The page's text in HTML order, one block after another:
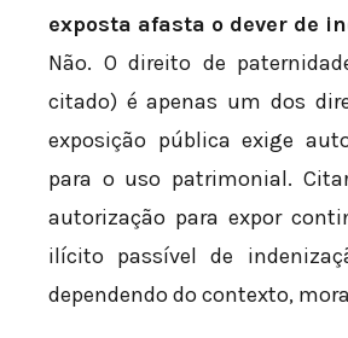
exposta afasta o dever de
Não. O direito de
citado) é apenas um dos
exposição pública exige
para o uso patrimonial.
autorização para expor
ilícito passível de
dependendo do contexto,